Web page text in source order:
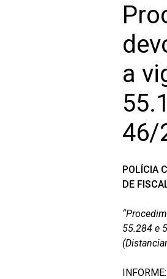
a
46/
POLÍCIA
DE
55.284 e